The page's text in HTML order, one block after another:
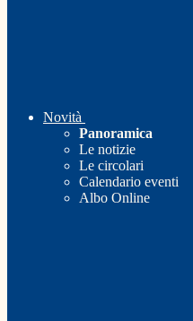
Novità
Panoramica
Le notizie
Le circolari
Calendario eventi
Albo Online